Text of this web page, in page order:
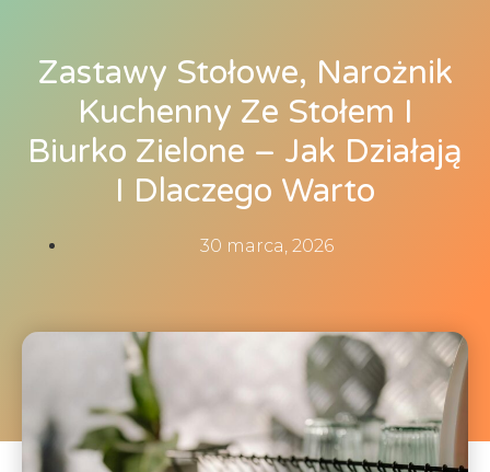
Zastawy Stołowe, Narożnik
Kuchenny Ze Stołem I
Biurko Zielone – Jak Działają
I Dlaczego Warto
30 marca, 2026